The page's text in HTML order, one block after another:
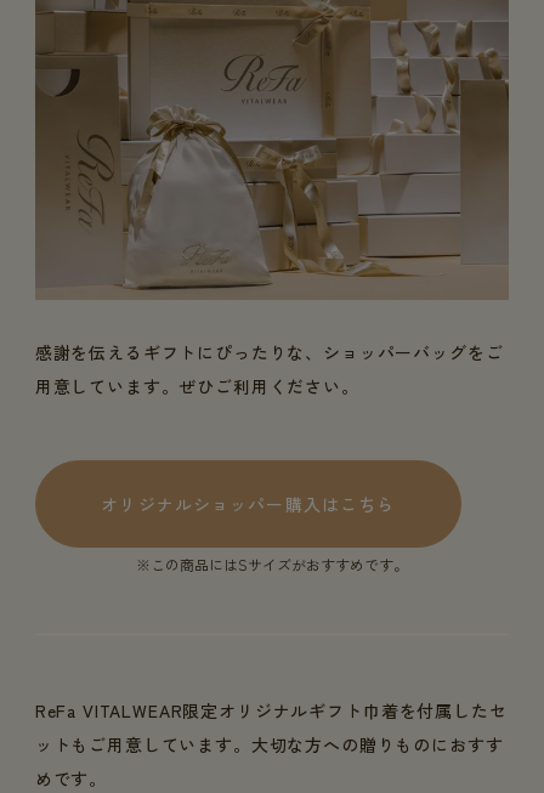
感謝を伝えるギフトにぴったりな、ショッパーバッグをご
用意しています。ぜひご利用ください。
オリジナルショッパー購入はこちら
※この商品にはSサイズがおすすめです。
ReFa VITALWEAR限定オリジナルギフト巾着を付属したセ
ットもご用意しています。大切な方への贈りものにおすす
めです。